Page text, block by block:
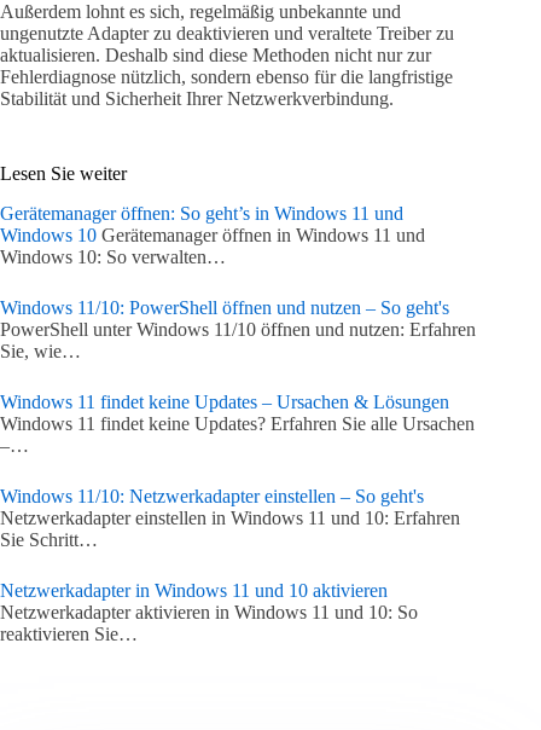
Außerdem lohnt es sich, regelmäßig unbekannte und
ungenutzte Adapter zu deaktivieren und veraltete Treiber zu
aktualisieren. Deshalb sind diese Methoden nicht nur zur
Fehlerdiagnose nützlich, sondern ebenso für die langfristige
Stabilität und Sicherheit Ihrer Netzwerkverbindung.
Lesen Sie weiter
Gerätemanager öffnen: So geht’s in Windows 11 und
Windows 10 Gerätemanager öffnen in Windows 11 und
Windows 10: So verwalten…
Windows 11/10: PowerShell öffnen und nutzen – So geht's
PowerShell unter Windows 11/10 öffnen und nutzen: Erfahren
Sie, wie…
Windows 11 findet keine Updates – Ursachen & Lösungen
Windows 11 findet keine Updates? Erfahren Sie alle Ursachen
–…
Windows 11/10: Netzwerkadapter einstellen – So geht's
Netzwerkadapter einstellen in Windows 11 und 10: Erfahren
Sie Schritt…
Netzwerkadapter in Windows 11 und 10 aktivieren
Netzwerkadapter aktivieren in Windows 11 und 10: So
reaktivieren Sie…